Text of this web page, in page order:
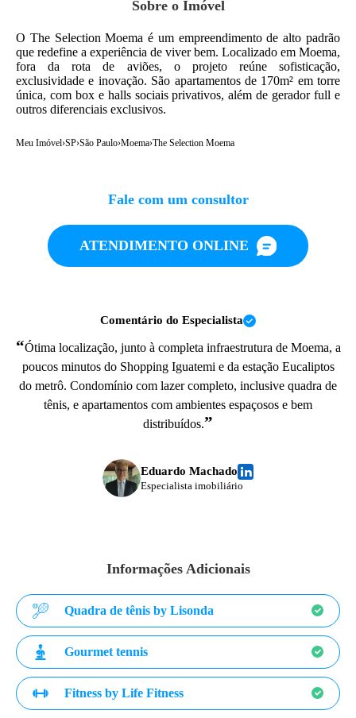
Sobre o Imóvel
O The Selection Moema é um empreendimento de alto padrão
que redefine a experiência de viver bem. Localizado em Moema,
fora da rota de aviões, o projeto reúne sofisticação,
exclusividade e inovação. São apartamentos de 170m² em torre
única, com box e halls sociais privativos, além de gerador full e
outros diferenciais exclusivos.
Meu Imóvel›SP›São Paulo›Moema›The Selection Moema
Fale com um consultor
ATENDIMENTO ONLINE
Comentário do Especialista
“Ótima localização, junto à completa infraestrutura de Moema, a
poucos minutos do Shopping Iguatemi e da estação Eucaliptos
do metrô. Condomínio com lazer completo, inclusive quadra de
tênis, e apartamentos com ambientes espaçosos e bem
distribuídos.”
Eduardo Machado
Especialista imobiliário
Informações Adicionais
Quadra de tênis by Lisonda
Gourmet tennis
Fitness by Life Fitness